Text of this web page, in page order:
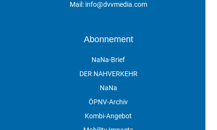
Mail: info@dvvmedia.com
Abonnement
NaNa-Brief
DER NAHVERKEHR
NaNa
ÖPNV-Archiv
Kombi-Angebot